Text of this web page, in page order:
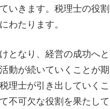
いきます。税理士の役割
たります。
となり、経営の成功へと
動が続いていくことが期
理士が引き出していくこ
不可欠な役割を果たして